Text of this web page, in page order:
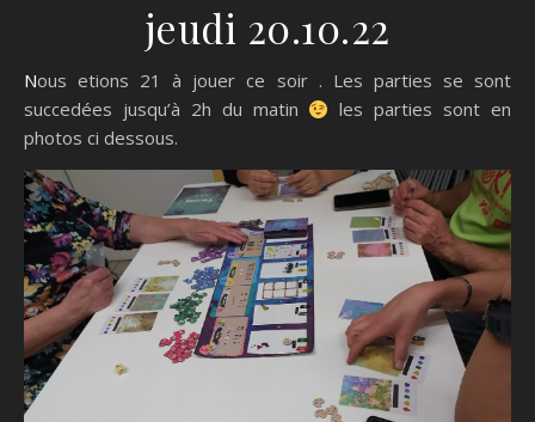
jeudi 20.10.22
Nous etions 21 à jouer ce soir . Les parties se sont
succedées jusqu’à 2h du matin
les parties sont en
photos ci dessous.